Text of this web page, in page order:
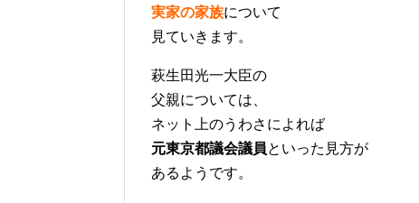
実家の家族について
見ていきます。
萩生田光一大臣の
父親については、
ネット上のうわさによれば
元東京都議会議員といった見方が
あるようです。